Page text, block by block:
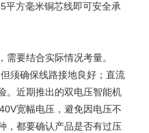
平方毫米铜芯线即可安全承
需要结合实际情况考量。
须确保线路接地良好；直流
。近期推出的双电压智能机
宽幅电压，避免因电压不
，都要确认产品是否有过压